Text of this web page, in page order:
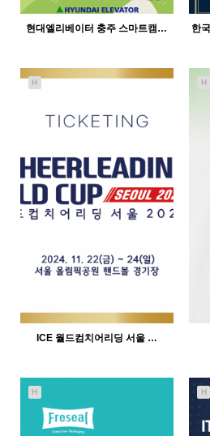
현대엘리베이터 충주 스마트캠… 한
H
ICE 월드컴치어리딩 서울 …
H
H H